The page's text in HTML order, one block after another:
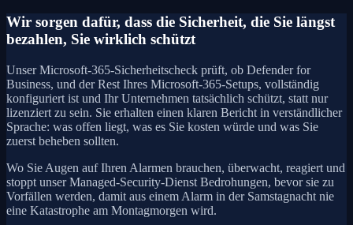
Wir sorgen dafür, dass die Sicherheit, die Sie längst
bezahlen, Sie wirklich schützt
Unser Microsoft-365-Sicherheitscheck prüft, ob Defender for
Business, und der Rest Ihres Microsoft-365-Setups, vollständig
konfiguriert ist und Ihr Unternehmen tatsächlich schützt, statt nur
lizenziert zu sein. Sie erhalten einen klaren Bericht in verständlicher
Sprache: was offen liegt, was es Sie kosten würde und was Sie
zuerst beheben sollten.
Wo Sie Augen auf Ihren Alarmen brauchen, überwacht, reagiert und
stoppt unser Managed-Security-Dienst Bedrohungen, bevor sie zu
Vorfällen werden, damit aus einem Alarm in der Samstagnacht nie
eine Katastrophe am Montagmorgen wird.